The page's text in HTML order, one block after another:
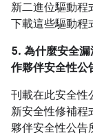
新二進位驅動程
下載這些驅動程
5. 為什麼安全
作夥伴安全性公
刊載在此安全性
新安全性修補程
夥伴安全性公告